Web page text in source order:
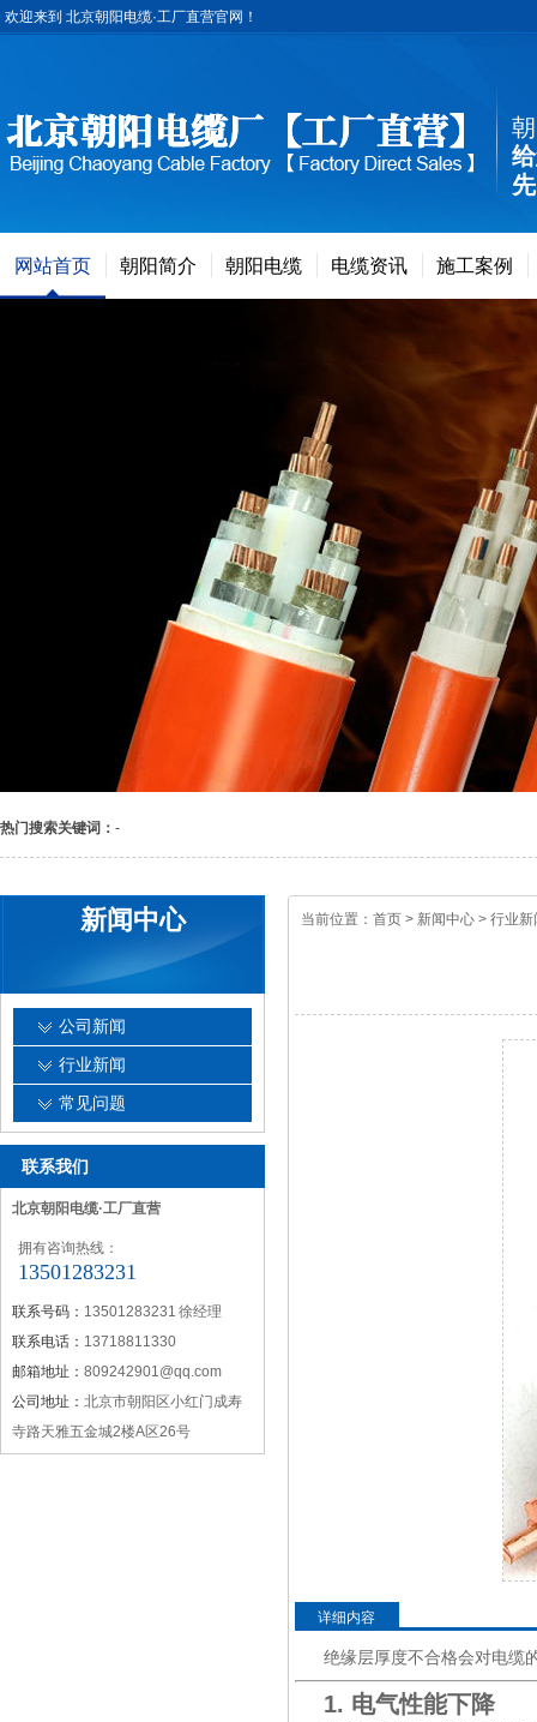
欢迎来到 北京朝阳电缆·工厂直营官网！
网站首页 朝阳简介 朝阳电缆 电缆资讯 施工案例
热门搜索关键词： -
当前位置： 首页 > 新闻中心 > 行业新
详细内容
绝缘层厚度不合格会对电缆
1. 电气性能下降
新闻中心
公司新闻
行业新闻
常见问题
联系我们
北京朝阳电缆·工厂直营
拥有咨询热线：
13501283231
联系号码： 13501283231 徐经理
联系电话： 13718811330
邮箱地址： 809242901@qq.com
公司地址： 北京市朝阳区小红门成寿
寺路天雅五金城2楼A区26号